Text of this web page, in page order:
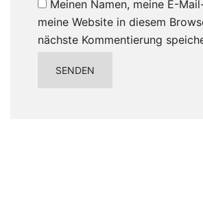
Meinen Namen, meine E-
meine Website in diesem
nächste Kommentierung